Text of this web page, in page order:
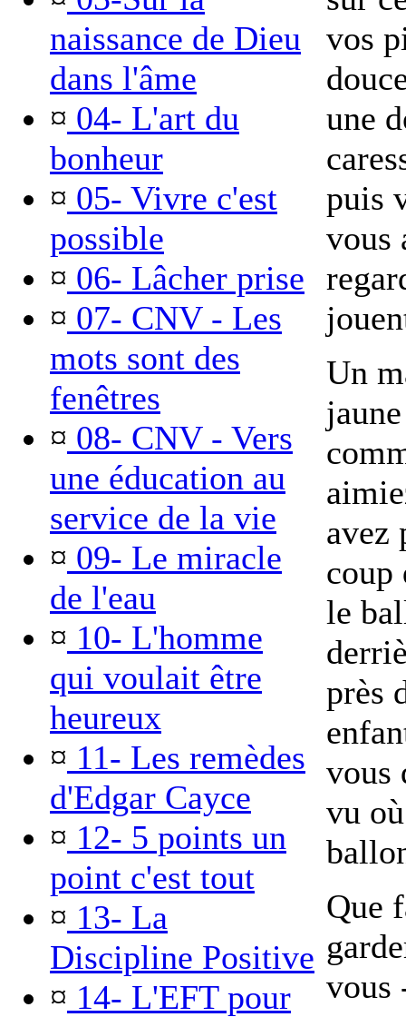
naissance de Dieu
dans l'âme
¤ 04- L'art du
bonheur
¤ 05- Vivre c'est
possible
¤ 06- Lâcher prise
¤ 07- CNV - Les
mots sont des
fenêtres
¤ 08- CNV - Vers
une éducation au
service de la vie
¤ 09- Le miracle
de l'eau
¤ 10- L'homme
qui voulait être
heureux
¤ 11- Les remèdes
d'Edgar Cayce
¤ 12- 5 points un
point c'est tout
¤ 13- La
Discipline Positive
¤ 14- L'EFT pour
vos
une
puis
vous
Un
avez
coup
le
près
vous
vu
Que
vous